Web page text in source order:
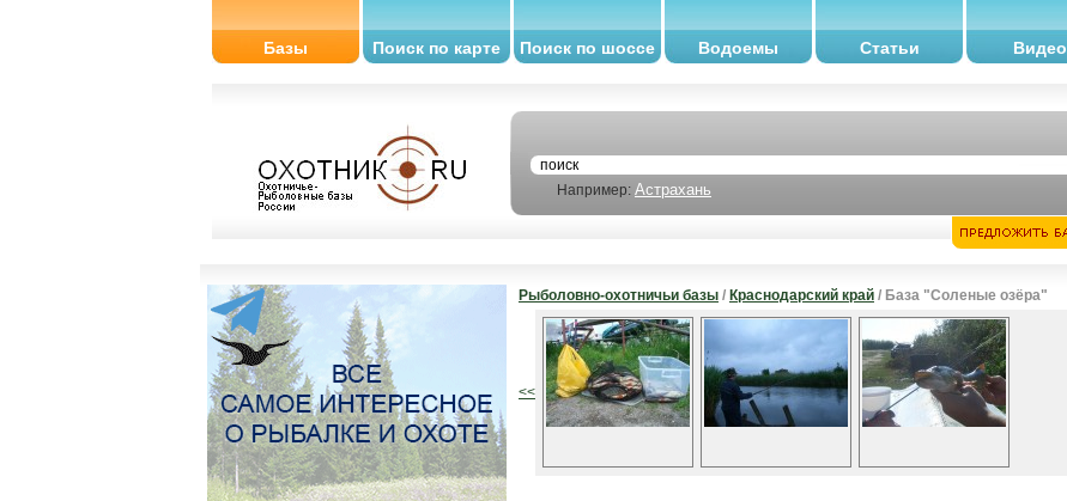
Базы Поиск по карте Поиск по шоссе Водоемы Статьи Видео
Например: Астрахань
Рыболовно-охотничьи базы / Краснодарский край / База "Соленые озёра"
<<